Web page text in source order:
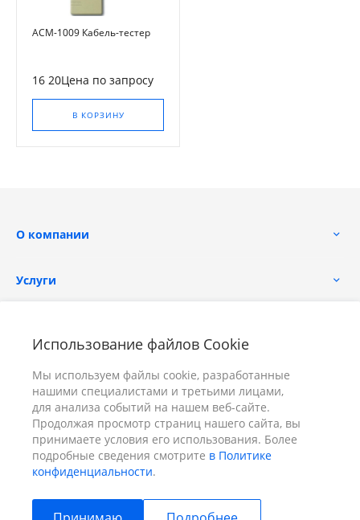
Использование файлов Cookie
Мы используем файлы cookie, разработанные
нашими специалистами и третьими лицами,
для анализа событий на нашем веб-сайте.
Продолжая просмотр страниц нашего сайта, вы
принимаете условия его использования. Более
подробные сведения смотрите в Политике
конфиденциальности.
АСМ-1009 Кабель-тестер
16 20Цена по запросу
В КОРЗИНУ
О компании
Услуги
+7 (391) 298-00-11 Заказать звонок